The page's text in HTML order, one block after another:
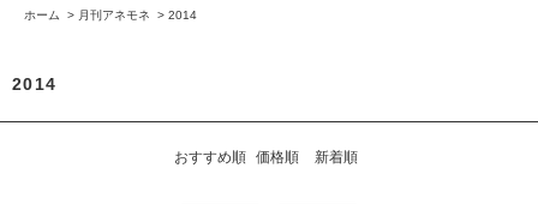
ホーム > 月刊アネモネ > 2014
2014
おすすめ順 価格順 新着順